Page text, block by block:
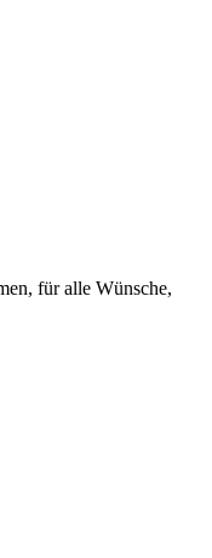
für alle Wünsche,